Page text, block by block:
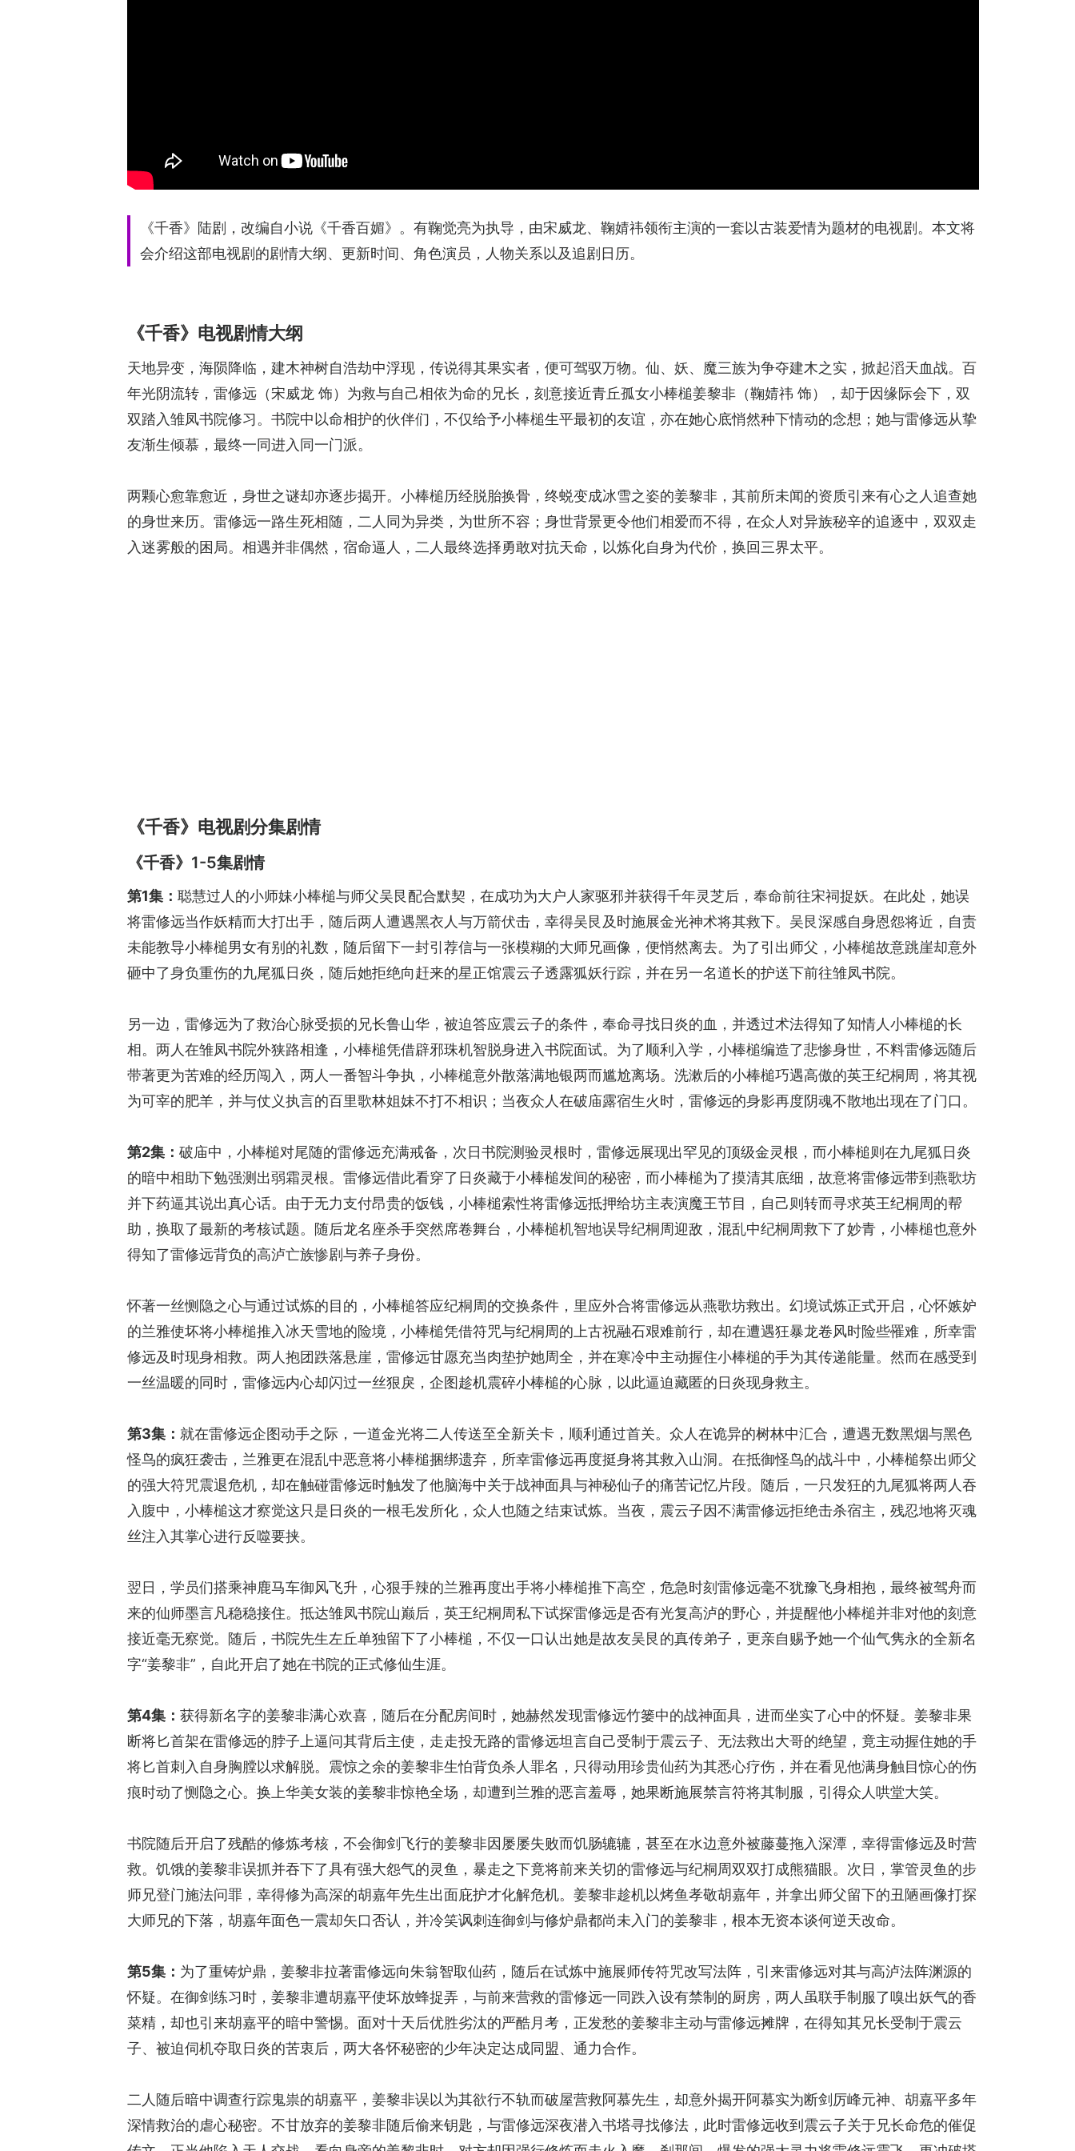
《千香》陆剧，改编自小说《千香百媚》。有鞠觉亮为执导，由宋威龙、鞠婧祎领衔主演的一套以古装爱情为题材的电视剧。本文将
会介绍这部电视剧的剧情大纲、更新时间、角色演员，人物关系以及追剧日历。
《千香》电视剧情大纲
天地异变，海陨降临，建木神树自浩劫中浮现，传说得其果实者，便可驾驭万物。仙、妖、魔三族为争夺建木之实，掀起滔天血战。百
年光阴流转，雷修远（宋威龙 饰）为救与自己相依为命的兄长，刻意接近青丘孤女小棒槌姜黎非（鞠婧祎 饰），却于因缘际会下，双
双踏入雏凤书院修习。书院中以命相护的伙伴们，不仅给予小棒槌生平最初的友谊，亦在她心底悄然种下情动的念想；她与雷修远从挚
友渐生倾慕，最终一同进入同一门派。
两颗心愈靠愈近，身世之谜却亦逐步揭开。小棒槌历经脱胎换骨，终蜕变成冰雪之姿的姜黎非，其前所未闻的资质引来有心之人追查她
的身世来历。雷修远一路生死相随，二人同为异类，为世所不容；身世背景更令他们相爱而不得，在众人对异族秘辛的追逐中，双双走
入迷雾般的困局。相遇并非偶然，宿命逼人，二人最终选择勇敢对抗天命，以炼化自身为代价，换回三界太平。
《千香》电视剧分集剧情
《千香》1-5集剧情
第1集： 聪慧过人的小师妹小棒槌与师父吴艮配合默契，在成功为大户人家驱邪并获得千年灵芝后，奉命前往宋祠捉妖。在此处，她误
将雷修远当作妖精而大打出手，随后两人遭遇黑衣人与万箭伏击，幸得吴艮及时施展金光神术将其救下。吴艮深感自身恩怨将近，自责
未能教导小棒槌男女有别的礼数，随后留下一封引荐信与一张模糊的大师兄画像，便悄然离去。为了引出师父，小棒槌故意跳崖却意外
砸中了身负重伤的九尾狐日炎，随后她拒绝向赶来的星正馆震云子透露狐妖行踪，并在另一名道长的护送下前往雏凤书院。
另一边，雷修远为了救治心脉受损的兄长鲁山华，被迫答应震云子的条件，奉命寻找日炎的血，并透过术法得知了知情人小棒槌的长
相。两人在雏凤书院外狭路相逢，小棒槌凭借辟邪珠机智脱身进入书院面试。为了顺利入学，小棒槌编造了悲惨身世，不料雷修远随后
带著更为苦难的经历闯入，两人一番智斗争执，小棒槌意外散落满地银两而尴尬离场。洗漱后的小棒槌巧遇高傲的英王纪桐周，将其视
为可宰的肥羊，并与仗义执言的百里歌林姐妹不打不相识；当夜众人在破庙露宿生火时，雷修远的身影再度阴魂不散地出现在了门口。
第2集： 破庙中，小棒槌对尾随的雷修远充满戒备，次日书院测验灵根时，雷修远展现出罕见的顶级金灵根，而小棒槌则在九尾狐日炎
的暗中相助下勉强测出弱霜灵根。雷修远借此看穿了日炎藏于小棒槌发间的秘密，而小棒槌为了摸清其底细，故意将雷修远带到燕歌坊
并下药逼其说出真心话。由于无力支付昂贵的饭钱，小棒槌索性将雷修远抵押给坊主表演魔王节目，自己则转而寻求英王纪桐周的帮
助，换取了最新的考核试题。随后龙名座杀手突然席卷舞台，小棒槌机智地误导纪桐周迎敌，混乱中纪桐周救下了妙青，小棒槌也意外
得知了雷修远背负的高泸亡族惨剧与养子身份。
怀著一丝恻隐之心与通过试炼的目的，小棒槌答应纪桐周的交换条件，里应外合将雷修远从燕歌坊救出。幻境试炼正式开启，心怀嫉妒
的兰雅使坏将小棒槌推入冰天雪地的险境，小棒槌凭借符咒与纪桐周的上古祝融石艰难前行，却在遭遇狂暴龙卷风时险些罹难，所幸雷
修远及时现身相救。两人抱团跌落悬崖，雷修远甘愿充当肉垫护她周全，并在寒冷中主动握住小棒槌的手为其传递能量。然而在感受到
一丝温暖的同时，雷修远内心却闪过一丝狠戾，企图趁机震碎小棒槌的心脉，以此逼迫藏匿的日炎现身救主。
第3集： 就在雷修远企图动手之际，一道金光将二人传送至全新关卡，顺利通过首关。众人在诡异的树林中汇合，遭遇无数黑烟与黑色
怪鸟的疯狂袭击，兰雅更在混乱中恶意将小棒槌捆绑遗弃，所幸雷修远再度挺身将其救入山洞。在抵御怪鸟的战斗中，小棒槌祭出师父
的强大符咒震退危机，却在触碰雷修远时触发了他脑海中关于战神面具与神秘仙子的痛苦记忆片段。随后，一只发狂的九尾狐将两人吞
入腹中，小棒槌这才察觉这只是日炎的一根毛发所化，众人也随之结束试炼。当夜，震云子因不满雷修远拒绝击杀宿主，残忍地将灭魂
丝注入其掌心进行反噬要挟。
翌日，学员们搭乘神鹿马车御风飞升，心狠手辣的兰雅再度出手将小棒槌推下高空，危急时刻雷修远毫不犹豫飞身相抱，最终被驾舟而
来的仙师墨言凡稳稳接住。抵达雏凤书院山巅后，英王纪桐周私下试探雷修远是否有光复高泸的野心，并提醒他小棒槌并非对他的刻意
接近毫无察觉。随后，书院先生左丘单独留下了小棒槌，不仅一口认出她是故友吴艮的真传弟子，更亲自赐予她一个仙气隽永的全新名
字“姜黎非”，自此开启了她在书院的正式修仙生涯。
第4集： 获得新名字的姜黎非满心欢喜，随后在分配房间时，她赫然发现雷修远竹篓中的战神面具，进而坐实了心中的怀疑。姜黎非果
断将匕首架在雷修远的脖子上逼问其背后主使，走走投无路的雷修远坦言自己受制于震云子、无法救出大哥的绝望，竟主动握住她的手
将匕首刺入自身胸膛以求解脱。震惊之余的姜黎非生怕背负杀人罪名，只得动用珍贵仙药为其悉心疗伤，并在看见他满身触目惊心的伤
痕时动了恻隐之心。换上华美女装的姜黎非惊艳全场，却遭到兰雅的恶言羞辱，她果断施展禁言符将其制服，引得众人哄堂大笑。
书院随后开启了残酷的修炼考核，不会御剑飞行的姜黎非因屡屡失败而饥肠辘辘，甚至在水边意外被藤蔓拖入深潭，幸得雷修远及时营
救。饥饿的姜黎非误抓并吞下了具有强大怨气的灵鱼，暴走之下竟将前来关切的雷修远与纪桐周双双打成熊猫眼。次日，掌管灵鱼的步
师兄登门施法问罪，幸得修为高深的胡嘉年先生出面庇护才化解危机。姜黎非趁机以烤鱼孝敬胡嘉年，并拿出师父留下的丑陋画像打探
大师兄的下落，胡嘉年面色一震却矢口否认，并冷笑讽刺连御剑与修炉鼎都尚未入门的姜黎非，根本无资本谈何逆天改命。
第5集： 为了重铸炉鼎，姜黎非拉著雷修远向朱翁智取仙药，随后在试炼中施展师传符咒改写法阵，引来雷修远对其与高泸法阵渊源的
怀疑。在御剑练习时，姜黎非遭胡嘉平使坏放蜂捉弄，与前来营救的雷修远一同跌入设有禁制的厨房，两人虽联手制服了嗅出妖气的香
菜精，却也引来胡嘉平的暗中警惕。面对十天后优胜劣汰的严酷月考，正发愁的姜黎非主动与雷修远摊牌，在得知其兄长受制于震云
子、被迫伺机夺取日炎的苦衷后，两大各怀秘密的少年决定达成同盟、通力合作。
二人随后暗中调查行踪鬼祟的胡嘉平，姜黎非误以为其欲行不轨而破屋营救阿慕先生，却意外揭开阿慕实为断剑厉峰元神、胡嘉平多年
深情救治的虐心秘密。不甘放弃的姜黎非随后偷来钥匙，与雷修远深夜潜入书塔寻找修法，此时雷修远收到震云子关于兄长命危的催促